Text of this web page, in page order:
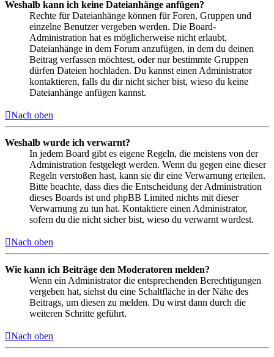
Weshalb kann ich keine Dateianhänge anfügen?
Rechte für Dateianhänge können für Foren, Gruppen und
einzelne Benutzer vergeben werden. Die Board-
Administration hat es möglicherweise nicht erlaubt,
Dateianhänge in dem Forum anzufügen, in dem du deinen
Beitrag verfassen möchtest, oder nur bestimmte Gruppen
dürfen Dateien hochladen. Du kannst einen Administrator
kontaktieren, falls du dir nicht sicher bist, wieso du keine
Dateianhänge anfügen kannst.
Nach oben
Weshalb wurde ich verwarnt?
In jedem Board gibt es eigene Regeln, die meistens von der
Administration festgelegt werden. Wenn du gegen eine dieser
Regeln verstoßen hast, kann sie dir eine Verwarnung erteilen.
Bitte beachte, dass dies die Entscheidung der Administration
dieses Boards ist und phpBB Limited nichts mit dieser
Verwarnung zu tun hat. Kontaktiere einen Administrator,
sofern du die nicht sicher bist, wieso du verwarnt wurdest.
Nach oben
Wie kann ich Beiträge den Moderatoren melden?
Wenn ein Administrator die entsprechenden Berechtigungen
vergeben hat, siehst du eine Schaltfläche in der Nähe des
Beitrags, um diesen zu melden. Du wirst dann durch die
weiteren Schritte geführt.
Nach oben